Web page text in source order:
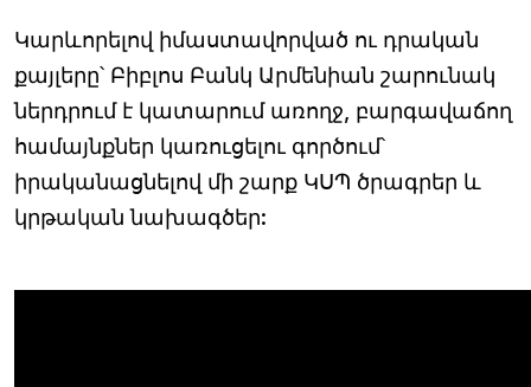
Կարևորելով իմաստավորված ու դրական
քայլերը՝ Բիբլոս Բանկ Արմենիան շարունակ
ներդրում է կատարում առողջ, բարգավաճող
համայնքներ կառուցելու գործում՝
իրականացնելով մի շարք ԿՍՊ ծրագրեր և
կրթական նախագծեր: